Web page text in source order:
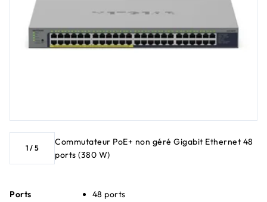
1 / 5
Commutateur PoE+ non géré Gigabit Ethernet 48
ports (380 W)
Ports 48 ports